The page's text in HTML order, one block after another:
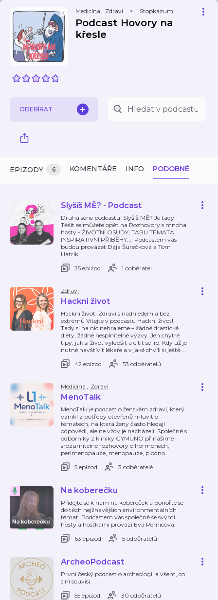
Medicína , Zdraví Stopkazum
Podcast Hovory na
křesle
ODEBÍRAT
EPIZODY 6 KOMENTÁŘE INFO PODOBNÉ
Slyšíš MĚ? - Podcast
Druhá série podcastu Slyšíš MĚ? Je tady!
Těšit se můžete opět na Rozhovory s mnoha
hosty - ŽIVOTNÍ OSUDY, TABU TÉMATA,
INSPIRATIVNÍ PŘÍBĚHY.... Podcastem vás
budou provázet Dája Šurečková a Tom
Hatrik.
35 epizod
1 odběratel
Zdraví
Hackni život
Hackni život: Zdraví s nadhledem a bez
extrémů Vítejte v podcastu Hackni život!
Tady si na nic nehrajeme – žádné drastické
diety, žádné nesplnitelné výzvy. Jen chytré
tipy, jak si život vylepšit a cítit se líp. Kdy už je
nutné navštívit lékaře a v jaké chvíli si ještě …
42 epizod
53 odběratelů
Medicína , Zdraví
MenoTalk
MenoTalk je podcast o ženském zdraví, který
vznikl z potřeby otevřeně mluvit o
tématech, na která ženy často hledají
odpovědi, ale ne vždy je nacházejí. Společně s
odborníky z kliniky GYMUNO přinášíme
srozumitelné rozhovory o hormonech,
perimenopauze, menopauze, plodno…
5 epizod
3 odběratelé
Na koberečku
Přidejte se k nám na kobereček a ponořte se
do těch nejžhavějších environmentálních
témat. Podcastem vás společně se svými
hosty a hostkami provází Eva Pernicová.
63 epizod
5 odběratelů
ArcheoPodcast
První český podcast o archeologii a všem, co
s ní souvisí.
55 epizod
30 odběratelů